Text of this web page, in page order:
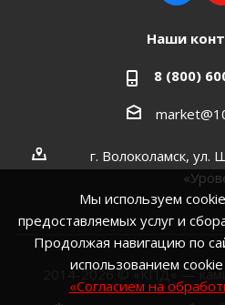
Мы используем
предоставляемых услуг и
Продолжая навигацию по
использованием
«Согласием на
Наши
8 (800)
г. Волоколамск, ул.
2014-2026 © «КПД» —